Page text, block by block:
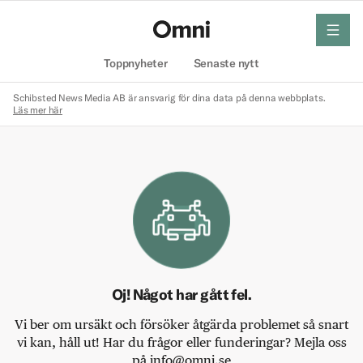
Toppnyheter Senaste nytt
meny
Schibsted News Media AB är ansvarig för dina data på denna webbplats.
Läs mer här
Oj! Något har gått fel.
Vi ber om ursäkt och försöker åtgärda problemet så snart
vi kan, håll ut! Har du frågor eller funderingar? Mejla oss